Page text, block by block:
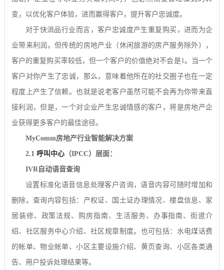
变，以优化客户体验，进而赢得客户，提升客户忠诚度。
对于快消品行业而言，客户忠诚度产生重复购买，进而为企
业带来利润。但传统的房地产业（休闲旅游的房产服务除外），
客户的重复购买率较低，但一个客户的价值绝对不会是1。当一个
客户对你产生了忠诚，那么，意味着他所在的社交圈子也在一定
程度上产生了信赖。也就是说老客户虽然可能不会再为你带来直
接利润，但是，一个对企业产生忠诚情感的客户，将是房地产企
业获得更多客户的最佳途径。
MyComm房地产行业智能解决方案
2.1 呼叫中心（IPCC）层面：
IVR自动语音查询
设置标准化语音信息处理客户咨询，语音内容可随时增加和
删除。查询内容包括：产权证、国土证办理情况、楼盘信息、家
居装修、政策法规、购房指南、生活服务、办事指南、街道介
绍、社区服务中心介绍、社区规章制度。也可包括：水电煤话费
的帐单、物业帐单、小区主要设施介绍、黄页查询、小区各类通
告、用户投诉处理结果等。